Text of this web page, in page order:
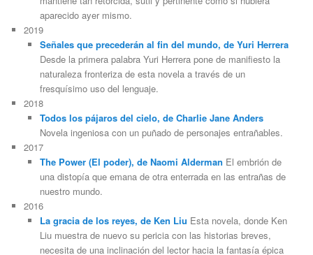
aparecido ayer mismo.
2019
Señales que precederán al fin del mundo, de Yuri Herrera
Desde la primera palabra Yuri Herrera pone de manifiesto la
naturaleza fronteriza de esta novela a través de un
fresquísimo uso del lenguaje.
2018
Todos los pájaros del cielo, de Charlie Jane Anders
Novela ingeniosa con un puñado de personajes entrañables.
2017
The Power (El poder), de Naomi Alderman El embrión de
una distopía que emana de otra enterrada en las entrañas de
nuestro mundo.
2016
La gracia de los reyes, de Ken Liu Esta novela, donde Ken
Liu muestra de nuevo su pericia con las historias breves,
necesita de una inclinación del lector hacia la fantasía épica